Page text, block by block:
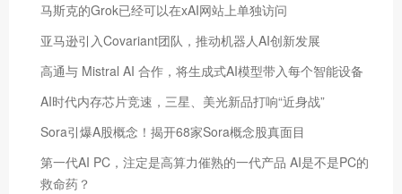
马斯克的Grok已经可以在xAI网站上单独访问
亚马逊引入Covariant团队，推动机器人AI创新发展
高通与 Mistral AI 合作，将生成式AI模型带入每个智能设备
AI时代内存芯片竞速，三星、美光新品打响“近身战”
Sora引爆A股概念！揭开68家Sora概念股真面目
第一代AI PC，注定是高算力催熟的一代产品 AI是不是PC的
救命药？